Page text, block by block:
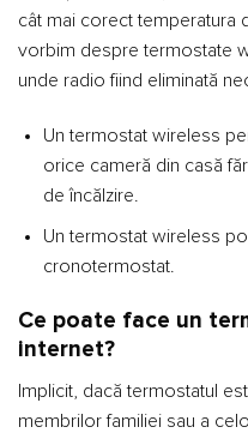
cât mai corect temperatura
vorbim despre termostate
unde radio fiind eliminată
Un termostat wireless
orice cameră din casă
de încălzire.
Un termostat wireless
cronotermostat.
Ce poate face un
internet?
Implicit, dacă termostatul
membrilor familiei sau a